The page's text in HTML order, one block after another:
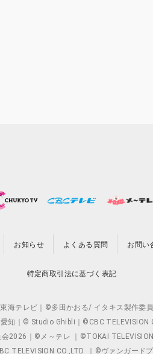
お知らせ よくある質問 お問い
特定商取引法に基づく表記
テレビ｜©多田かおる/ イタキス製作委
知｜© Studio Ghibli｜©CBC
｜©メ～テレ ｜©TOKAI
TELEVISION CO.,LTD. ｜©ヴァンガー